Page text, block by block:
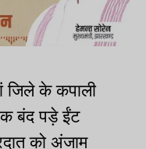
जिले के कपाली
बंद पड़े ईंट
को अंजाम